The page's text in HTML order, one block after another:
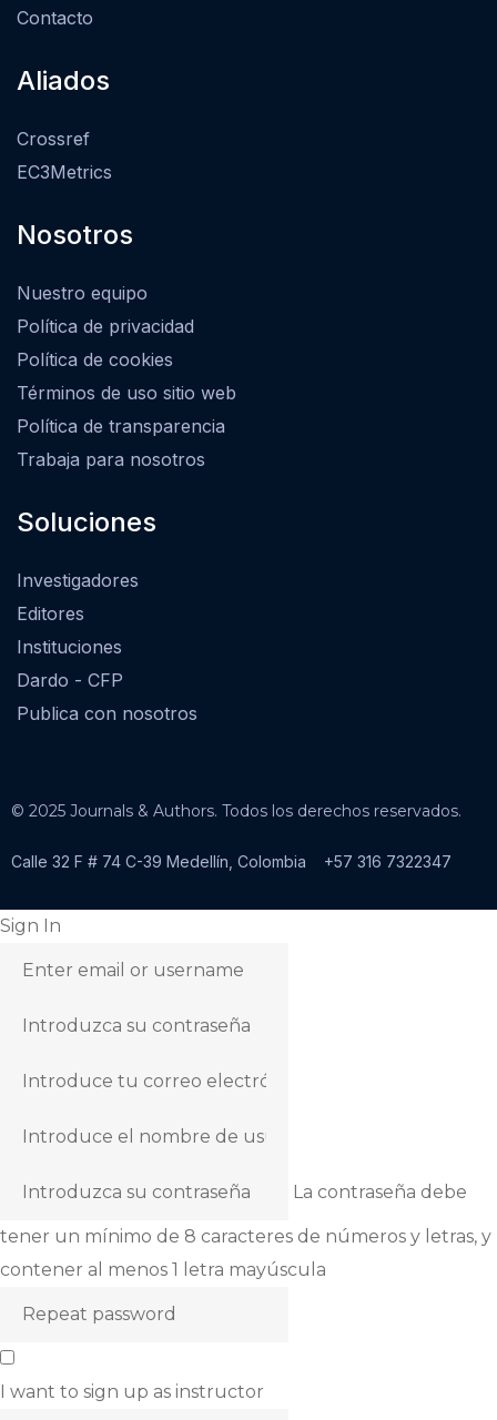
Contacto
Aliados
Crossref
EC3Metrics
Nosotros
Nuestro equipo
Política de privacidad
Política de cookies
Términos de uso sitio web
Política de transparencia
Trabaja para nosotros
Soluciones
Investigadores
Editores
Instituciones
Dardo - CFP
Publica con nosotros
© 2025 Journals & Authors. Todos los derechos reservados.
Calle 32 F # 74 C-39 Medellín, Colombia +57 316 7322347
Sign In
La contraseña debe
tener un mínimo de 8 caracteres de números y letras, y
contener al menos 1 letra mayúscula
I want to sign up as instructor